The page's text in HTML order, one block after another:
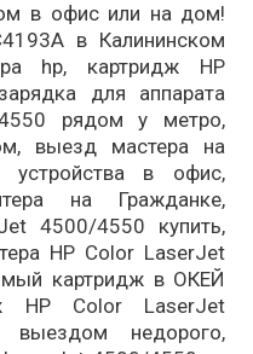
в офис или на дом!
в Калининском
hp, картридж HP
для аппарата
рядом у метро,
выезд мастера на
устройства в офис,
на Гражданке,
4500/4550 купить,
HP Color LaserJet
картридж в ОКЕЙ
HP Color LaserJet
недорого,